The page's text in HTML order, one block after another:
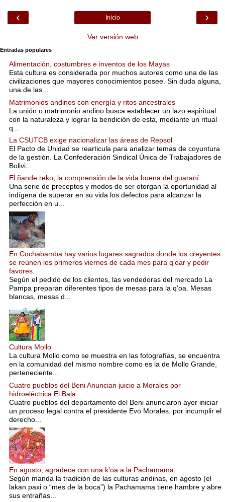
‹ ›
Inicio
Ver versión web
Entradas populares
Alimentación, costumbres e inventos de los Mayas
Esta cultura es considerada por muchos autores como una de las
civilizaciones que mayores conocimientos posee. Sin duda alguna,
una de las...
Matrimonios andinos con energía y ritos ancestrales
La unión o matrimonio andino busca establecer un lazo espiritual
con la naturaleza y lograr la bendición de esta, mediante un ritual
q...
La CSUTCB exige nacionalizar las áreas de Repsol
El Pacto de Unidad se rearticula para analizar temas de coyuntura
de la gestión. La Confederación Sindical Única de Trabajadores de
Bolivi...
El ñande reko, la comprensión de la vida buena del guaraní
Una serie de preceptos y modos de ser otorgan la oportunidad al
indígena de superar en su vida los defectos para alcanzar la
perfección en u...
En Cochabamba hay varios lugares sagrados donde los creyentes
se reúnen los primeros viernes de cada mes para q’oar y pedir
favores.
Según el pedido de los clientes, las vendedoras del mercado La
Pampa preparan diferentes tipos de mesas para la q’oa. Mesas
blancas, mesas d...
Cultura Mollo
La cultura Mollo como se muestra en las fotografías, se encuentra
en la comunidad del mismo nombre como es la de Mollo Grande,
perteneciente...
Cuatro pueblos del Beni Anuncian juicio a Morales por
hidroeléctrica El Bala
Cuatro pueblos del departamento del Beni anunciaron ayer iniciar
un proceso legal contra el presidente Evo Morales, por incumplir el
derecho...
En agosto, agradece con una k’oa a la Pachamama
Según manda la tradición de las culturas andinas, en agosto (el
lakan paxi o “mes de la boca”) la Pachamama tiene hambre y abre
sus entrañas...